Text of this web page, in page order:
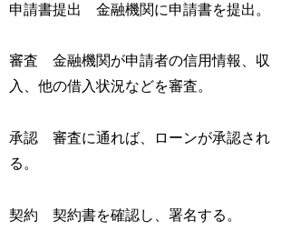
申請書提出 金融機関に申請書を提出。
審査 金融機関が申請者の信用情報、収
入、他の借入状況などを審査。
承認 審査に通れば、ローンが承認され
る。
契約 契約書を確認し、署名する。